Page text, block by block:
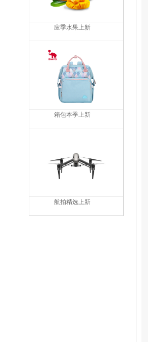
应季水果上新
箱包本季上新
航拍精选上新